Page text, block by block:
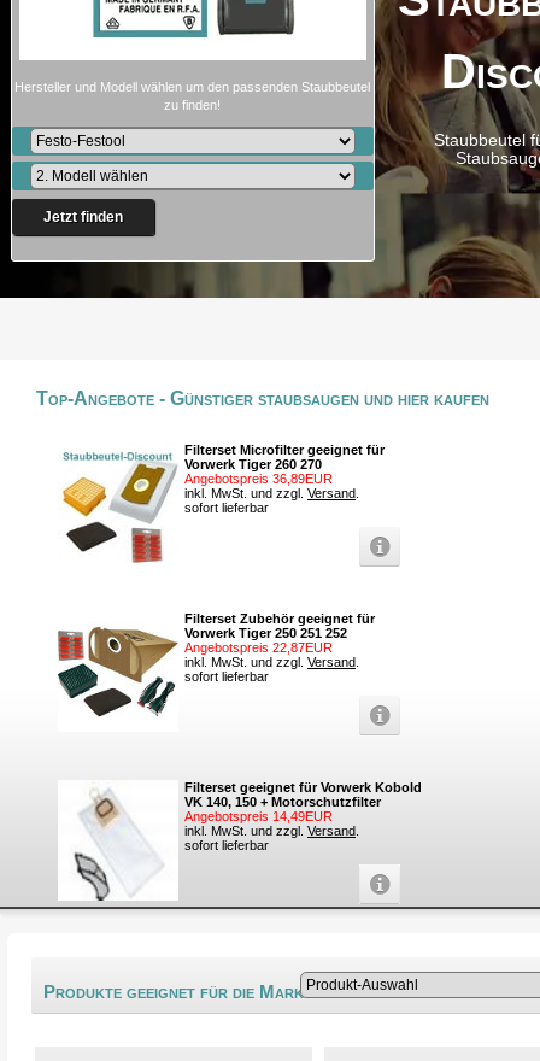
Staubbeutel
Hersteller und Modell wählen um den passenden Staubbeutel
zu finden!
Jetzt finden
Top-Angebote - Günstiger staubsaugen und hier kaufen
Filterset Microfilter geeignet für
Vorwerk Tiger 260 270
Angebotspreis 36,89EUR
inkl. MwSt. und zzgl. Versand
sofort lieferbar
Filterset Zubehör geeignet für
Vorwerk Tiger 250 251 252
Angebotspreis 22,87EUR
inkl. MwSt. und zzgl. Versand
sofort lieferbar
Filterset geeignet für Vorwerk Kobold
VK 140, 150 + Motorschutzfilter
Angebotspreis 14,49EUR
inkl. MwSt. und zzgl. Versand
sofort lieferbar
Produkte geeignet für die Marke Festo-Festool